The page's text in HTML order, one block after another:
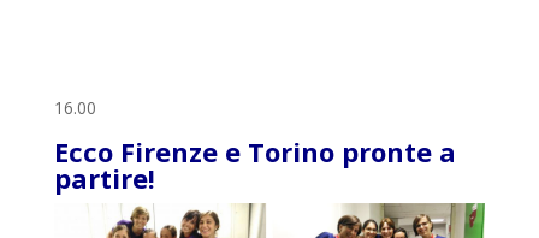
16.00
Ecco Firenze e Torino pronte a
partire!